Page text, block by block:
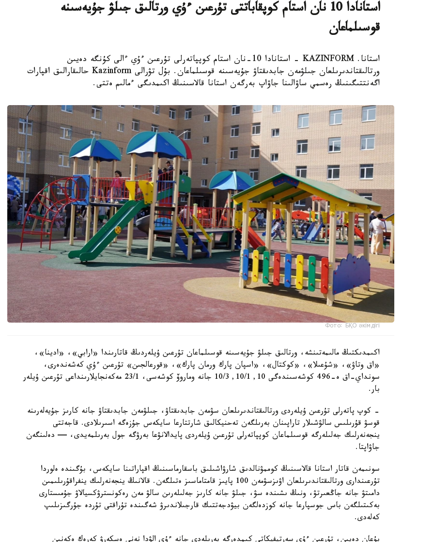
استانادا 10 نان استام كوپقاباتتى تۇرعىن ءۇي ورتالىق جىلۋ جۇيەسىنە
قوسىلماعان
استانا. KAZINFORM - استانادا 10-نان استام كوپپاتەرلى تۇرعىن ءۇي ءالى كۇنگە دەيىن
ورتالىقتاندىرىلعان جىلۋمەن جابدىقتاۋ جۇيەسىنە قوسىلماعان. بۇل تۋرالى Kazinform حالىقارالىق اقپارات
اگەنتتىگىنىڭ رەسمي ساۋالىنا جاۋاپ بەرگەن استانا قالاسىنىڭ اكىمدىگى ءمالىم ەتتى.
Фото: БҚО әкімдігі
اكىمدىكتىڭ مالىمەتىنشە، ورتالىق جىلۋ جۇيەسىنە قوسىلماعان تۇرعىن ۇيلەردىڭ قاتارىندا «ارابي»، «ادينا»،
«اق وتاۋ»، «شۇعىلا»، «كوكتال»، «اسپان پارك ورمان پارك»، «قورعالجىن» تۇرعىن ءۇي كەشەندەرى،
سونداي-اق ە-496 كوشەسىندەگى 10, 10/1, 10/3 جانە وماروۆ كوشەسى، 23/1 مەكەنجايلارىنداعى تۇرعىن ۇيلەر
بار.
- كوپ پاتەرلى تۇرعىن ۇيلەردى ورتالىقتاندىرىلعان سۋمەن جابدىقتاۋ، جىلۋمەن جابدىقتاۋ جانە كارىز جۇيەلەرىنە
قوسۋ قۇرىلىس سالۋشىلار تاراپىنان بەرىلگەن تەحنيكالىق شارتتارعا سايكەس جۇزەگە اسىرىلادى. قاجەتتى
ينجەنەرلىك جەلىلەرگە قوسىلماعان كوپپاتەرلى تۇرعىن ۇيلەردى پايدالانۋعا بەرۋگە جول بەرىلمەيدى، — دەلىنگەن
جاۋاپتا.
سونىمەن قاتار استانا قالاسىنىڭ كوممۋنالدىق شارۋاشىلىق باسقارماسىنىڭ اقپاراتىنا سايكەس، بۇگىندە ەلوردا
تۇرعىندارى ورتالىقتاندىرىلعان اۋىزسۋمەن 100 پايىز قامتاماسىز ەتىلگەن. قالانىڭ ينجەنەرلىك ينفراقۇرىلىمىن
دامىتۋ جانە جاڭعىرتۋ، ونىڭ ىشىندە سۋ، جىلۋ جانە كارىز جەلىلەرىن سالۋ مەن رەكونسترۋكسيالاۋ جۇمىستارى
بەكىتىلگەن باس جوسپارعا جانە كوزدەلگەن بيۋدجەتتىك قارجىلاندىرۋ شەگىندە تۇراقتى تۇردە جۇرگىزىلىپ
كەلەدى.